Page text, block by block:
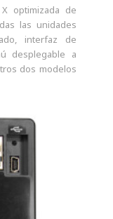
optimizada de
las unidades
interfaz de
desplegable a
dos modelos